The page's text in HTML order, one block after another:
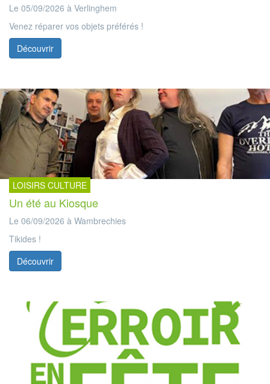
Le 05/09/2026 à Verlinghem
Venez réparer vos objets préférés !
Découvrir
LOISIRS CULTURE
Un été au Kiosque
Le 06/09/2026 à Wambrechies
Tikides !
Découvrir